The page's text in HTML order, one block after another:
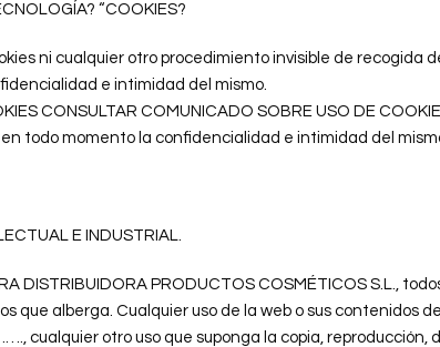
A? “COOKIES?
ni cualquier otro procedimiento invisible de recogida
e intimidad del mismo.
CONSULTAR COMUNICADO SOBRE USO DE
todo momento la confidencialidad e intimidad del
E INDUSTRIAL.
DISTRIBUIDORA PRODUCTOS COSMÉTICOS S.L.,
que alberga. Cualquier uso de la web o sus
cualquier otro uso que suponga la copia, reproducción,